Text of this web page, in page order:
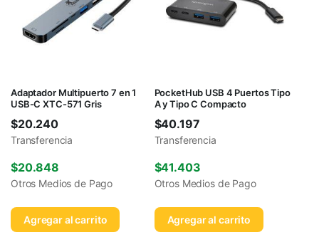
Adaptador Multipuerto 7 en 1
USB-C XTC-571 Gris
$20.240
Transferencia
$20.848
Otros Medios de Pago
Agregar al carrito
PocketHub USB 4 Puertos Tipo
A y Tipo C Compacto
$40.197
Transferencia
$41.403
Otros Medios de Pago
Agregar al carrito